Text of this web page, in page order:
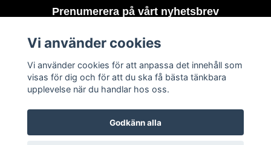
Prenumerera på vårt nyhetsbrev
Vi använder cookies
Vi använder cookies för att anpassa det innehåll som
visas för dig och för att du ska få bästa tänkbara
upplevelse när du handlar hos oss.
Godkänn alla